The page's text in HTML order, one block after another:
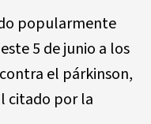
popularmente
5 de junio a los
el párkinson,
citado por la